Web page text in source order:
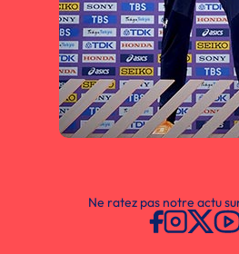
Ne ratez pas notre actu